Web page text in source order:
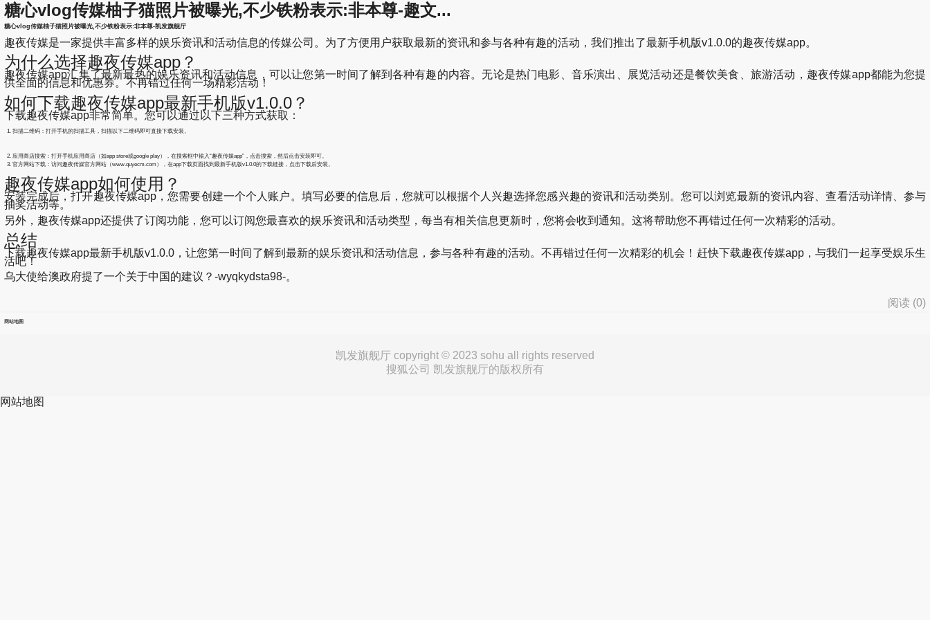
糖心vlog传媒柚子猫照片被曝光,不少铁粉表示:非本尊-趣文...
糖心vlog传媒柚子猫照片被曝光,不少铁粉表示:非本尊-凯发旗舰厅
趣夜传媒是一家提供丰富多样的娱乐资讯和活动信息的传媒公司。为了方便用户获取最新的资讯和参与各种有趣的活动，我们推出了最新手机版v1.0.0的趣夜传媒app。
为什么选择趣夜传媒app？
趣夜传媒app汇集了最新最热的娱乐资讯和活动信息，可以让您第一时间了解到各种有趣的内容。无论是热门电影、音乐演出、展览活动还是餐饮美食、旅游活动，趣夜传媒app都能为您提
供全面的信息和优惠券。不再错过任何一场精彩活动！
如何下载趣夜传媒app最新手机版v1.0.0？
下载趣夜传媒app非常简单。您可以通过以下三种方式获取：
扫描二维码：打开手机的扫描工具，扫描以下二维码即可直接下载安装。
应用商店搜索：打开手机应用商店（如app store或google play），在搜索框中输入“趣夜传媒app”，点击搜索，然后点击安装即可。
官方网站下载：访问趣夜传媒官方网站（www.quyecm.com），在app下载页面找到最新手机版v1.0.0的下载链接，点击下载后安装。
趣夜传媒app如何使用？
安装完成后，打开趣夜传媒app，您需要创建一个个人账户。填写必要的信息后，您就可以根据个人兴趣选择您感兴趣的资讯和活动类别。您可以浏览最新的资讯内容、查看活动详情、参与
抽奖活动等。
另外，趣夜传媒app还提供了订阅功能，您可以订阅您最喜欢的娱乐资讯和活动类型，每当有相关信息更新时，您将会收到通知。这将帮助您不再错过任何一次精彩的活动。
总结
下载趣夜传媒app最新手机版v1.0.0，让您第一时间了解到最新的娱乐资讯和活动信息，参与各种有趣的活动。不再错过任何一次精彩的机会！赶快下载趣夜传媒app，与我们一起享受娱乐生
活吧！
乌大使给澳政府提了一个关于中国的建议？-wyqkydsta98-。
阅读 (0)
网站地图
凯发旗舰厅 copyright © 2023 sohu all rights reserved
搜狐公司 凯发旗舰厅的版权所有
网站地图